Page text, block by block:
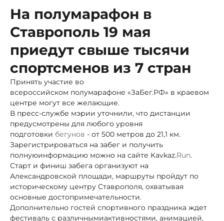
На полумарафон в
Ставрополь 19 мая
приедут свыше тысячи
спортсменов из 7 стран
Принять участие во
всероссийском полумарафоне «ЗаБег.РФ» в краевом
центре могут все желающие.
В пресс-службе мэрии уточнили, что дистанции
предусмотрены для любого уровня
подготовки бегунов - от 500 метров до 21,1 км.
Зарегистрироваться на забег и получить
полнуюинформацию можно на сайте Kavkaz.Run.
Старт и финиш забега организуют на
Александровской площади, маршруты пройдут по
историческому центру Ставрополя, охватывая
основные достопримечательности.
Дополнительно гостей спортивного праздника ждет
фестиваль с различнымиактивностями, анимацией,